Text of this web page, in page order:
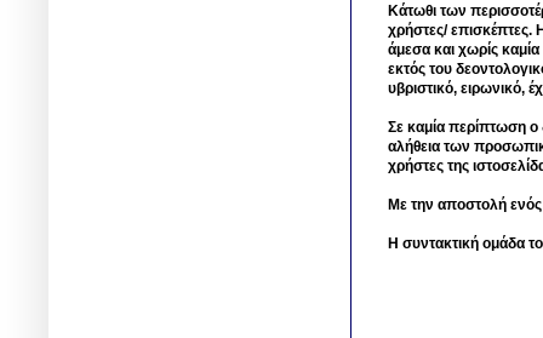
Κάτωθι των
χρήστες/ επισκέπτες.
άμεσα και χωρίς
εκτός του
υβριστικό, ειρωνικό,
Σε καμία περίπτωση ο
αλήθεια των
χρήστες της
Με την αποστολή
Η συντακτική ομάδα